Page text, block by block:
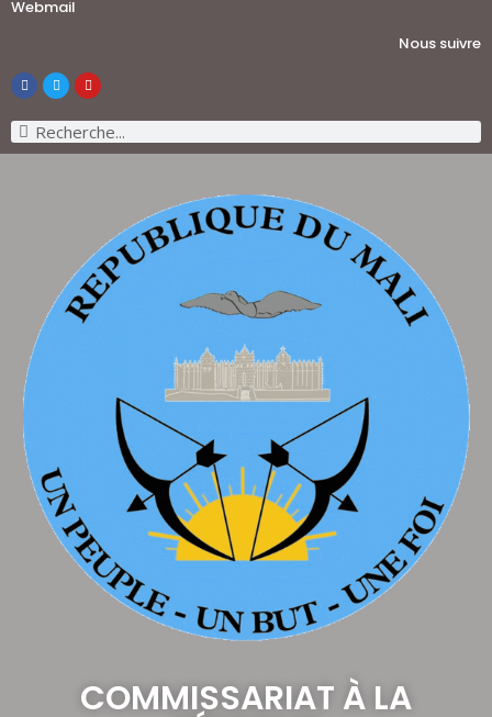
Webmail
Nous suivre
COMMISSARIAT À LA